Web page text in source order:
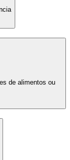
de alimentos ou